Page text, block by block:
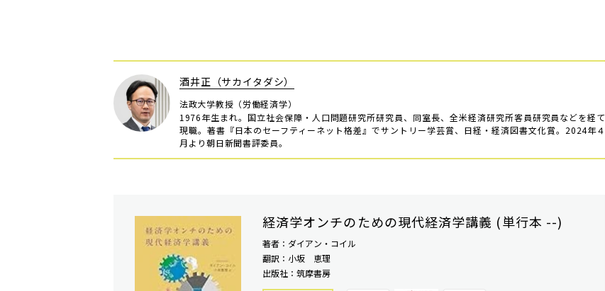
酒井正（サカイタダシ）
法政大学教授（労働経済学）
1976年生まれ。国立社会保障・人口問題研究所研究員、同室長、全米経済研究所客員研究員などを経て
現職。著書『日本のセーフティーネット格差』でサントリー学芸賞、日経・経済図書文化賞。2024年４
月より朝日新聞書評委員。
経済学オンチのための現代経済学講義 (単行本 --)
著者：ダイアン・コイル
翻訳：小坂 恵理
出版社：筑摩書房